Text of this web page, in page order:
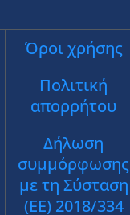
Όροι χρήσης
Πολιτική
απορρήτου
Δήλωση
συμμόρφωσης
με τη Σύσταση
(ΕΕ) 2018/334